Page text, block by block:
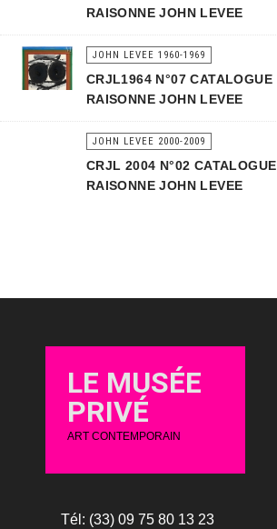
RAISONNE JOHN LEVEE
JOHN LEVEE 1960-1969
CRJL1964 N°07 CATALOGUE
RAISONNE JOHN LEVEE
JOHN LEVEE 2000-2009
CRJL 2004 N°02 CATALOGUE
RAISONNE JOHN LEVEE
LE MUSÉE
PRIVÉ
ART CONTEMPORAIN
Tél: (33) 09 75 80 13 23